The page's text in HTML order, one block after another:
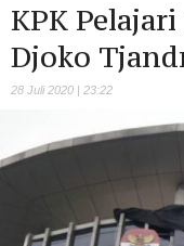
KPK
Djoko
28 Juli 2020 | 23:22